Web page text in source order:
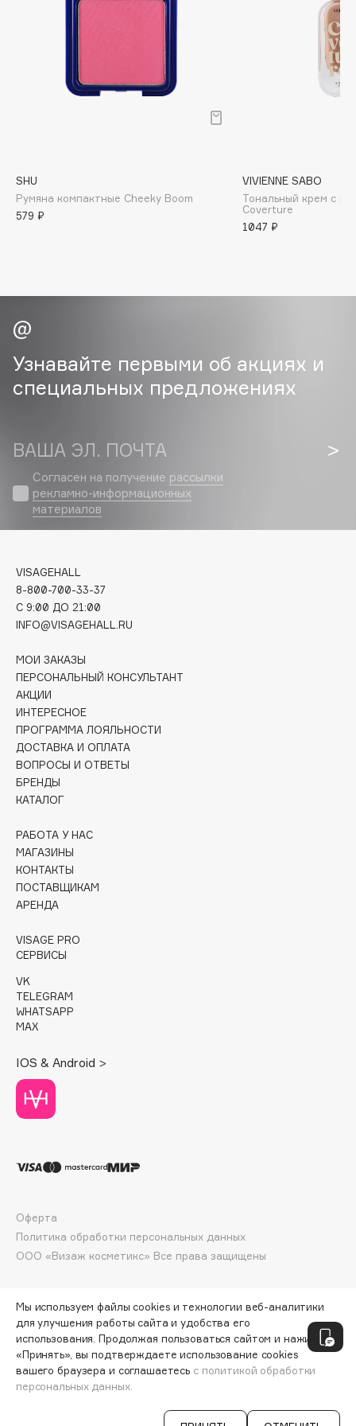
BORK
Brunello Cucinelli
Byredo
C
Cadence
Carmex
Carolina Herrera
Catrice
Celimax
Clarette
Clarins
Clarins Precious
Clinique
Clive Christian
Club De Nuit
Consly
Corimo
CosRX
Crescina
Cunzite
D
DABO
DARLING*
Davines
Deonica
Dessange
Dolce & Gabbana
Dorco
DP Daily Perfection
Dr. Vranjes Firenze
Dr.Ceuracle
Dr.Jart+
DSD de Luxe
Dyson
СООБЩИТЬ О ПОСТУПЛЕНИИ
SHU
Румяна компактные Cheeky Boom
579 ₽
VIVIENNE SABO
Тональный крем с
Coverture
1047 ₽
Узнавайте первыми об акциях и
специальных предложениях
ВАША ЭЛ. ПОЧТА
Согласен на получение рассылки
рекламно-информационных
материалов
VISAGEHALL
8-800-700-33-37
C 9:00 ДО 21:00
INFO@VISAGEHALL.RU
МОИ ЗАКАЗЫ
ПЕРСОНАЛЬНЫЙ КОНСУЛЬТАНТ
АКЦИИ
ИНТЕРЕСНОЕ
ПРОГРАММА ЛОЯЛЬНОСТИ
ДОСТАВКА И ОПЛАТА
ВОПРОСЫ И ОТВЕТЫ
БРЕНДЫ
КАТАЛОГ
РАБОТА У НАС
МАГАЗИНЫ
КОНТАКТЫ
ПОСТАВЩИКАМ
АРЕНДА
VISAGE PRO
СЕРВИСЫ
VK
TELEGRAM
WHATSAPP
MAX
IOS & Android >
ООО «Визаж косметикс» Все права защищены
Оферта
Политика обработки персональных данных
Мы используем файлы cookies и технологии веб-аналитики
для улучшения работы сайта и удобства его
использования. Продолжая пользоваться сайтом и нажимая
«Принять», вы подтверждаете использование cookies
вашего браузера и соглашаетесь с политикой обработки
персональных данных.